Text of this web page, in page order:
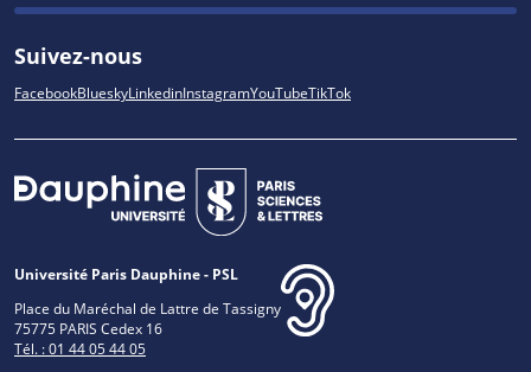
Suivez-nous
FacebookBlueskyLinkedinInstagramYouTubeTikTok
Université Paris Dauphine - PSL
Place du Maréchal de Lattre de Tassigny
75775 PARIS Cedex 16
Tél. : 01 44 05 44 05